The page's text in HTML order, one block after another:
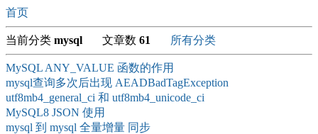
首页
当前分类 mysql 文章数 61 所有分类
MySQL ANY_VALUE 函数的作用
mysql查询多次后出现 AEADBadTagException
utf8mb4_general_ci 和 utf8mb4_unicode_ci
MySQL8 JSON 使用
mysql 到 mysql 全量增量 同步